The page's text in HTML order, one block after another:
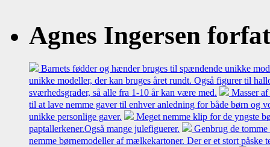
Agnes Ingersen
Barnets fødder og hænder bruges til spændende unikke
unikke modeller, der kan bruges året rundt. Også figurer til
sværhedsgrader, så alle fra 1-10 år kan være med.
Masser
til at lave nemme gaver til enhver anledning for både børn og
unikke personlige gaver.
Meget nemme klip for de yngste
paptallerkener.Også mange julefiguerer.
Genbrug de
nemme børnemodeller af mælkekartoner. Der er et stort påske